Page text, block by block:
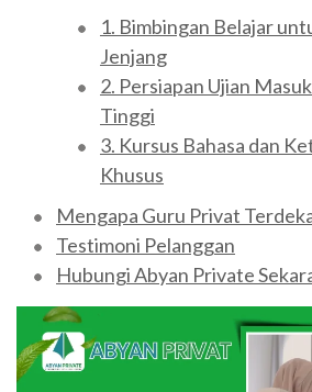
1. Bimbingan Belajar
Jenjang
2. Persiapan Ujian
Tinggi
3. Kursus Bahasa dan
Khusus
Mengapa Guru Privat
Testimoni Pelanggan
Hubungi Abyan Private